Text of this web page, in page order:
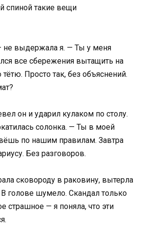
спиной такие вещи
выдержала я. — Ты у меня
все сбережения вытащить на
Просто так, без объяснений.
он и ударил кулаком по столу.
солонка. — Ты в моей
по нашим правилам. Завтра
Без разговоров.
сковороду в раковину, вытерла
голове шумело. Скандал только
страшное — я поняла, что эти